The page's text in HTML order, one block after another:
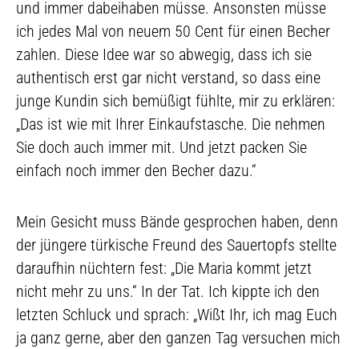
und immer dabeihaben müsse. Ansonsten müsse
ich jedes Mal von neuem 50 Cent für einen Becher
zahlen. Diese Idee war so abwegig, dass ich sie
authentisch erst gar nicht verstand, so dass eine
junge Kundin sich bemüßigt fühlte, mir zu erklären:
„Das ist wie mit Ihrer Einkaufstasche. Die nehmen
Sie doch auch immer mit. Und jetzt packen Sie
einfach noch immer den Becher dazu.“
Mein Gesicht muss Bände gesprochen haben, denn
der jüngere türkische Freund des Sauertopfs stellte
daraufhin nüchtern fest: „Die Maria kommt jetzt
nicht mehr zu uns.“ In der Tat. Ich kippte ich den
letzten Schluck und sprach: „Wißt Ihr, ich mag Euch
ja ganz gerne, aber den ganzen Tag versuchen mich